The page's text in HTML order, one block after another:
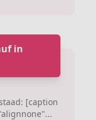
in
[caption